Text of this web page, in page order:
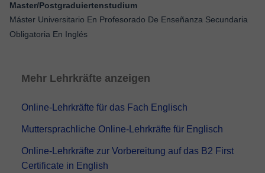
Master/Postgraduiertenstudium
Máster Universitario En Profesorado De Enseñanza Secundaria
Obligatoria En Inglés
Mehr Lehrkräfte anzeigen
Online-Lehrkräfte für das Fach Englisch
Muttersprachliche Online-Lehrkräfte für Englisch
Online-Lehrkräfte zur Vorbereitung auf das B2 First
Certificate in English